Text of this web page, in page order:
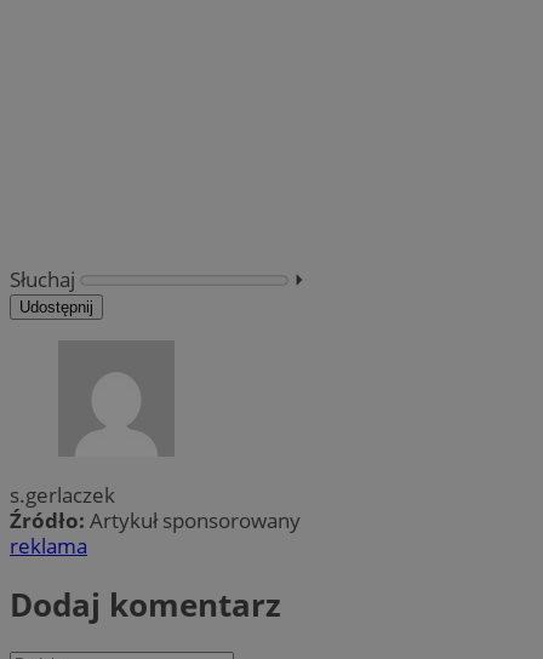
Słuchaj ⏵︎
Udostępnij
s.gerlaczek
Źródło: Artykuł sponsorowany
reklama
Dodaj komentarz